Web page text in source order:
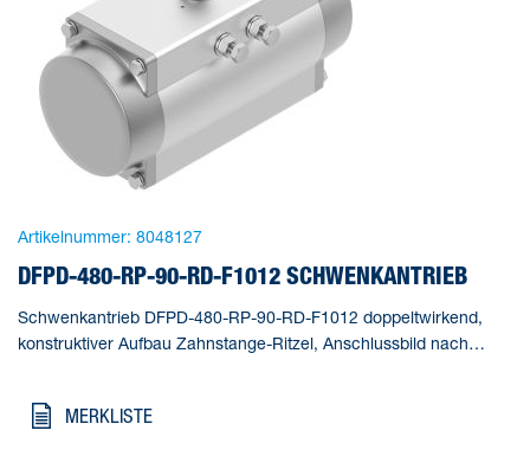
Artikelnummer: 8048127
DFPD-480-RP-90-RD-F1012 SCHWENKANTRIEB
Schwenkantrieb DFPD-480-RP-90-RD-F1012 doppeltwirkend,
konstruktiver Aufbau Zahnstange-Ritzel, Anschlussbild nach
Armatur ISO 5211. Baugröße Stellantrieb=480,
MERKLISTE